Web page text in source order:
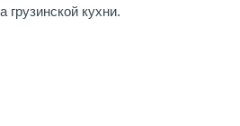
кухни.